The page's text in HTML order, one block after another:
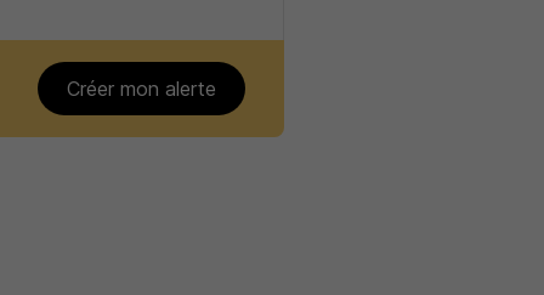
Créer mon alerte